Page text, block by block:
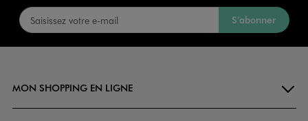
S’abonner
MON SHOPPING EN LIGNE